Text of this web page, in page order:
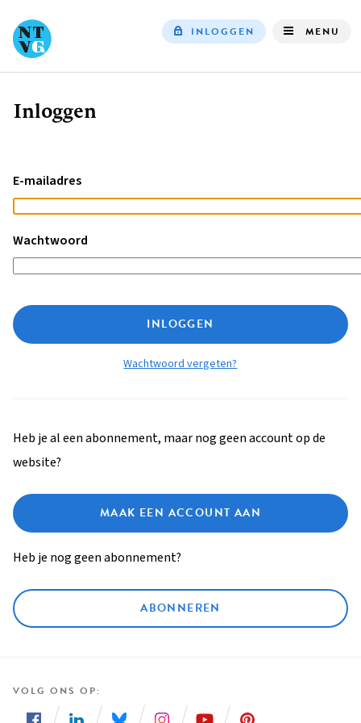
INLOGGEN MENU
Kruimelpad
Inloggen
E-mailadres
Wachtwoord
INLOGGEN
Wachtwoord vergeten?
Heb je al een abonnement, maar nog geen account op de
website?
MAAK EEN ACCOUNT AAN
Heb je nog geen abonnement?
ABONNEREN
VOLG ONS OP